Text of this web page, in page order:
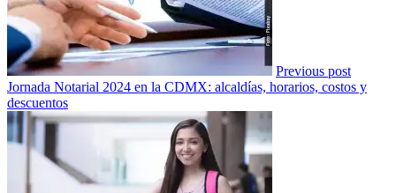
Previous post
Jornada Notarial 2024 en la CDMX: alcaldías, horarios, costos y
descuentos